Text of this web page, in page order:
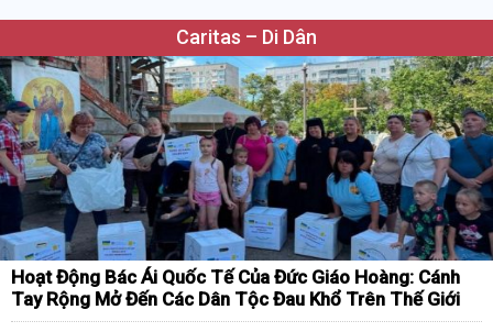
Caritas – Di Dân
Hoạt Động Bác Ái Quốc Tế Của Đức Giáo Hoàng: Cánh
Tay Rộng Mở Đến Các Dân Tộc Đau Khổ Trên Thế Giới